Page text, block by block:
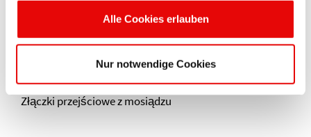
Alle Cookies erlauben
Nur notwendige Cookies
QUICK-FIT®EPN 750
Złączki przejściowe z mosiądzu